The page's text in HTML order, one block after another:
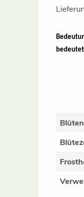
bedeutet